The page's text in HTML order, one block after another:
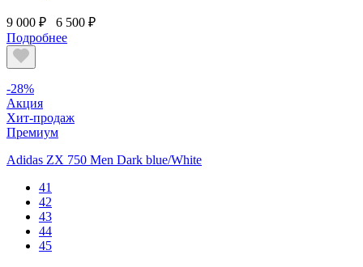
9 000 ₽
6 500 ₽
Подробнее
-28%
Акция
Хит-продаж
Премиум
Adidas ZX 750 Men Dark blue/White
41
42
43
44
45